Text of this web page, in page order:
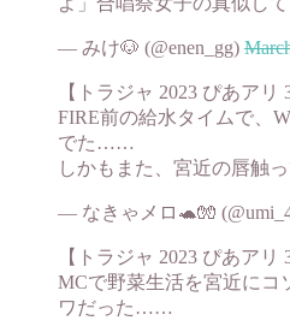
— みけ🐶 (@enen_gg)
【トラジャ 2023 ぴあアリ
FIRE前の給水タイムで、
でた……
しかもまた、宮近の唇触
— なきゃメロ🐢🧤
【トラジャ 2023 ぴあアリ
MCで野菜生活を宮近にコ
ワだった……